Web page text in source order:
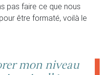
pas faire ce que nous
être formaté, voilà le
mon niveau